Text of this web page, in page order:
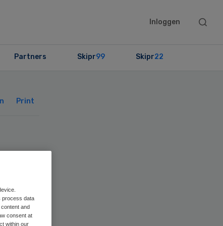
Inloggen
Search
Partners Skipr99 Skipr22
Print
process data
and
consent at
within our